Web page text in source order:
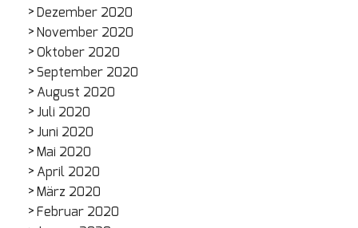
Dezember 2020
November 2020
Oktober 2020
September 2020
August 2020
Juli 2020
Juni 2020
Mai 2020
April 2020
März 2020
Februar 2020